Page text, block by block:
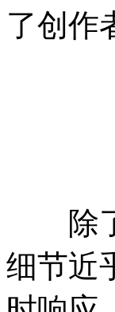
了创作
除了
细节近